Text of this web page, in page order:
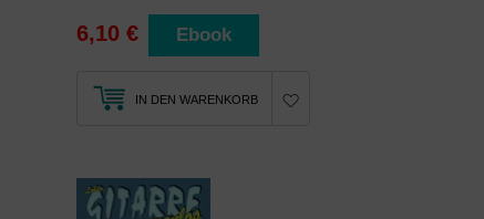
6,10 € Ebook
IN DEN WARENKORB